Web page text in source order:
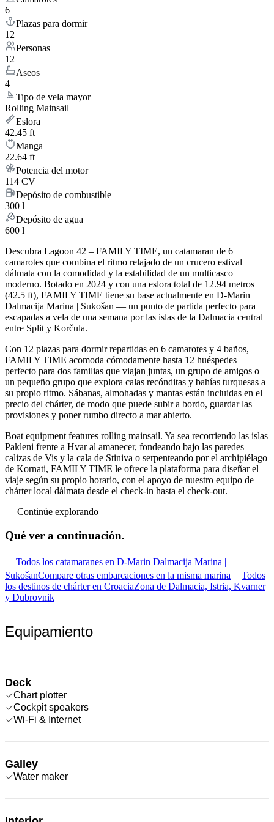
6
Plazas para dormir
12
Personas
12
Aseos
4
Tipo de vela mayor
Rolling Mainsail
Eslora
42.45 ft
Manga
22.64 ft
Potencia del motor
114 CV
Depósito de combustible
300 l
Depósito de agua
600 l
Descubra Lagoon 42 – FAMILY TIME, un catamaran de 6
camarotes que combina el ritmo relajado de un crucero estival
dálmata con la comodidad y la estabilidad de un multicasco
moderno. Botado en 2024 y con una eslora total de 12.94 metros
(42.5 ft), FAMILY TIME tiene su base actualmente en D-Marin
Dalmacija Marina | Sukošan — un punto de partida perfecto para
escapadas a vela de una semana por las islas de la Dalmacia central
entre Split y Korčula.
Con 12 plazas para dormir repartidas en 6 camarotes y 4 baños,
FAMILY TIME acomoda cómodamente hasta 12 huéspedes —
perfecto para dos familias que viajan juntas, un grupo de amigos o
un pequeño grupo que explora calas recónditas y bahías turquesas a
su propio ritmo. Sábanas, almohadas y mantas están incluidas en el
precio del chárter, de modo que puede subir a bordo, guardar las
provisiones y poner rumbo directo a mar abierto.
Boat equipment features rolling mainsail. Ya sea recorriendo las islas
Pakleni frente a Hvar al amanecer, fondeando bajo las paredes
calizas de Vis y la cala de Stiniva o serpenteando por el archipiélago
de Kornati, FAMILY TIME le ofrece la plataforma para diseñar el
viaje según su propio horario, con el apoyo de nuestro equipo de
chárter local dálmata desde el check-in hasta el check-out.
— Continúe explorando
Qué ver a continuación.
Todos los catamaranes en D-Marin Dalmacija Marina |
SukošanCompare otras embarcaciones en la misma marina
Todos
los destinos de chárter en CroaciaZona de Dalmacia, Istria, Kvarner
y Dubrovnik
Equipamiento
Deck
Chart plotter
Cockpit speakers
Wi-Fi & Internet
Galley
Water maker